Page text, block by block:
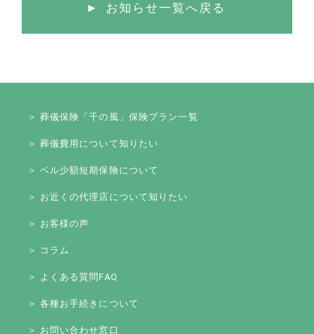
お知らせ一覧へ戻る
＞ 葬儀保険「千の風」保険プラン一覧
＞ 葬儀費用について知りたい
＞ ベル少額短期保険について
＞ お近くの代理店について知りたい
＞ お客様の声
＞ コラム
＞ よくある質問FAQ
＞ 各種お手続きについて
＞ お問い合わせ窓口